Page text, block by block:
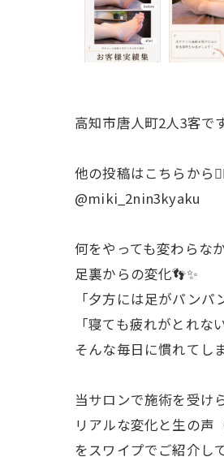
高知市唐人町2人3客で
他の投稿はこちらから
@miki_2nin3kyaku
何をやっても変わらな
足裏からの変化👣✨
「夕方には足がパンパ
「寝ても疲れがとれな
そんな毎日に慣れてし
当サロンで施術を受け
リアルな変化と生の声
をスワイプでご紹介し